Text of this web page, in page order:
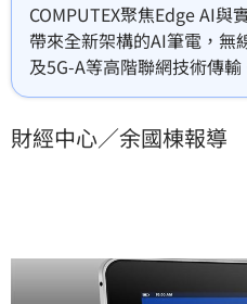
COMPUTEX聚焦Edge AI
帶來全新架構的AI筆電，無
及5G-A等高階聯網技術傳
市場皆需執行FCC PAG流
耕興公告2026年5月合併營
財經中心／余國棟報導